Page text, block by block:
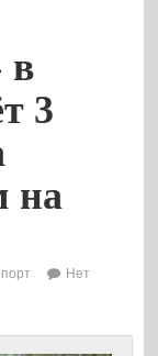
в
3
на
Нет